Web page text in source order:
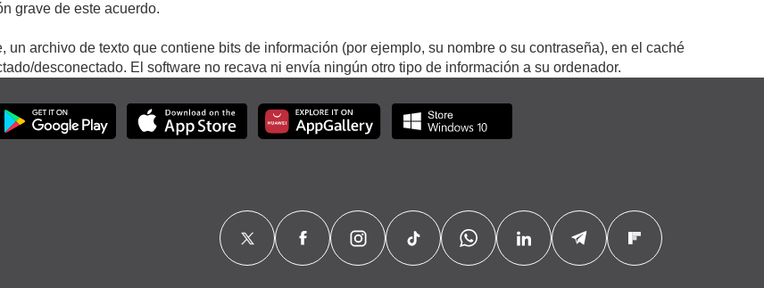
grave de este acuerdo.
archivo de texto que contiene bits de información (por ejemplo, su nombre o su contraseña), en el caché
desconectado. El software no recava ni envía ningún otro tipo de información a su ordenador.